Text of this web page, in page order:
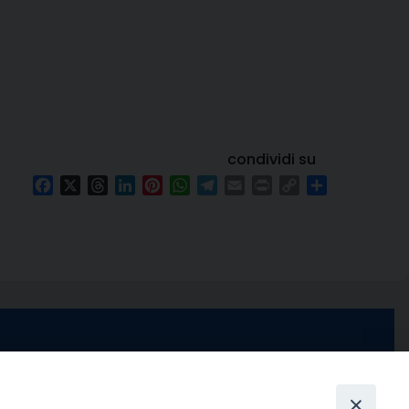
condividi su
FacebookThreadsLinkedInPinterestWhatsApp
Copy
YouTube
Feed